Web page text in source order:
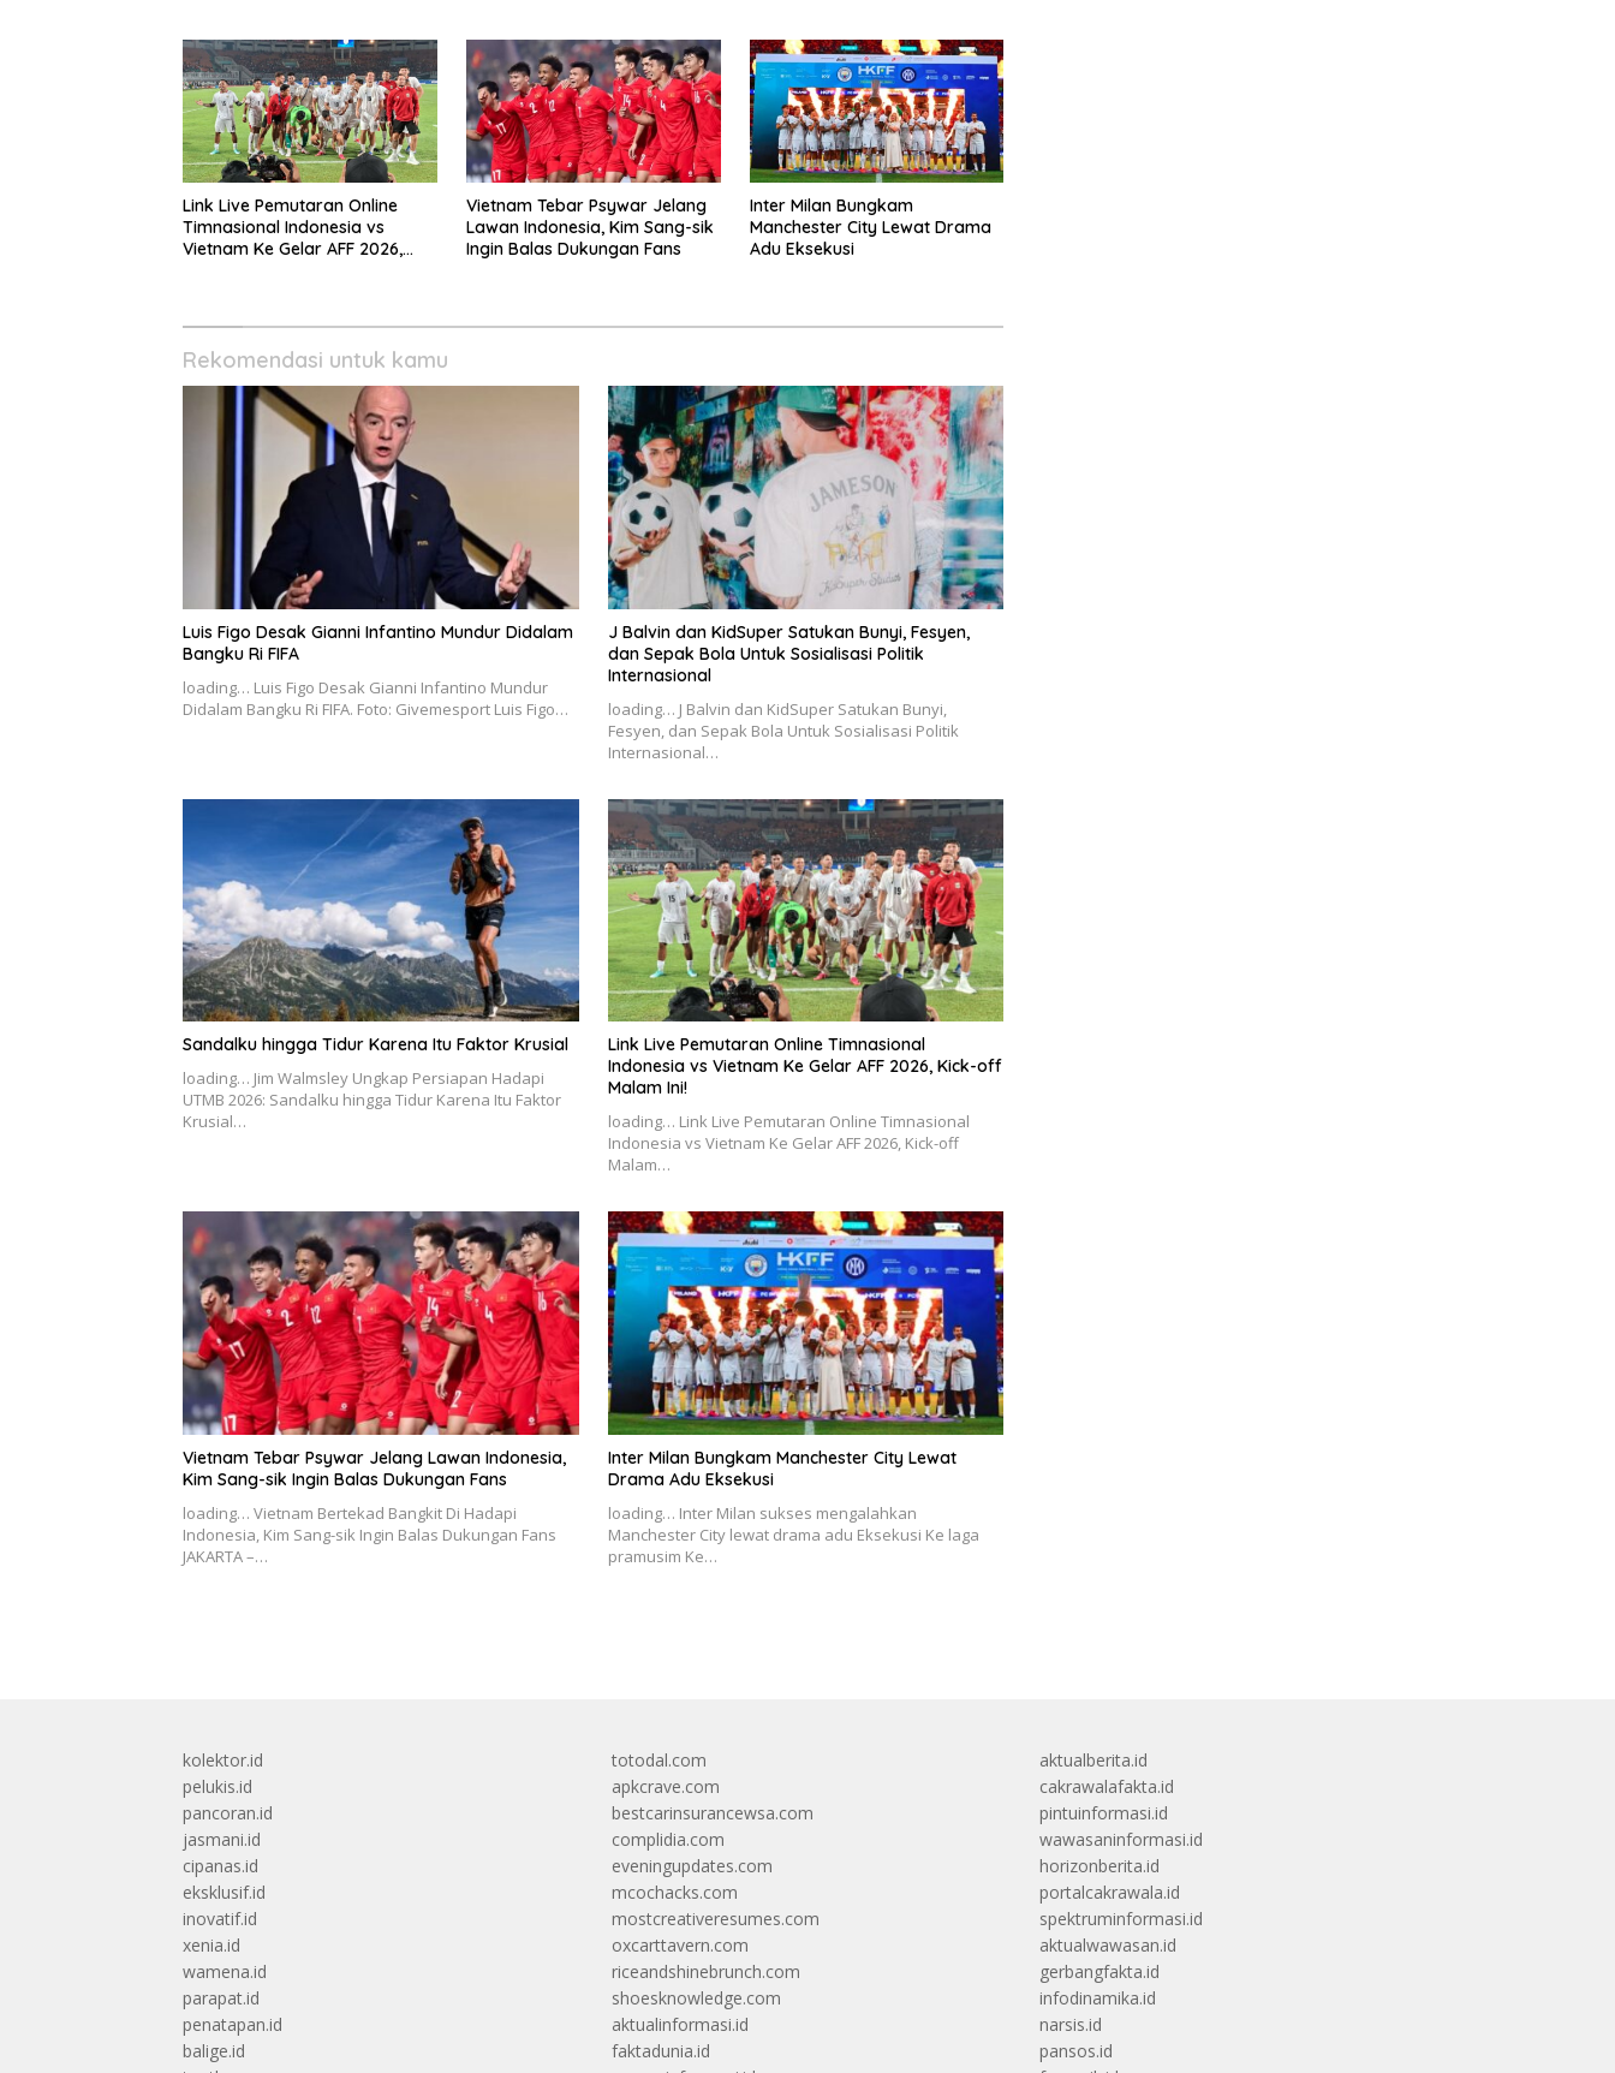
Link Live Pemutaran Online
Timnasional Indonesia vs
Vietnam Ke Gelar AFF 2026,
Vietnam Tebar Psywar Jelang
Lawan Indonesia, Kim Sang-sik
Ingin Balas Dukungan Fans
Inter Milan Bungkam
Manchester City Lewat Drama
Adu Eksekusi
Rekomendasi untuk kamu
Luis Figo Desak Gianni Infantino Mundur Didalam
Bangku Ri FIFA
loading… Luis Figo Desak Gianni Infantino Mundur
Didalam Bangku Ri FIFA. Foto: Givemesport Luis Figo…
J Balvin dan KidSuper Satukan Bunyi, Fesyen,
dan Sepak Bola Untuk Sosialisasi Politik
Internasional
loading… J Balvin dan KidSuper Satukan Bunyi,
Fesyen, dan Sepak Bola Untuk Sosialisasi Politik
Internasional…
Sandalku hingga Tidur Karena Itu Faktor Krusial
loading… Jim Walmsley Ungkap Persiapan Hadapi
UTMB 2026: Sandalku hingga Tidur Karena Itu Faktor
Krusial…
Link Live Pemutaran Online Timnasional
Indonesia vs Vietnam Ke Gelar AFF 2026, Kick-off
Malam Ini!
loading… Link Live Pemutaran Online Timnasional
Indonesia vs Vietnam Ke Gelar AFF 2026, Kick-off
Malam…
Vietnam Tebar Psywar Jelang Lawan Indonesia,
Kim Sang-sik Ingin Balas Dukungan Fans
loading… Vietnam Bertekad Bangkit Di Hadapi
Indonesia, Kim Sang-sik Ingin Balas Dukungan Fans
JAKARTA –…
Inter Milan Bungkam Manchester City Lewat
Drama Adu Eksekusi
loading… Inter Milan sukses mengalahkan
Manchester City lewat drama adu Eksekusi Ke laga
pramusim Ke…
kolektor.id
pelukis.id
pancoran.id
jasmani.id
cipanas.id
eksklusif.id
inovatif.id
xenia.id
wamena.id
parapat.id
penatapan.id
balige.id
totodal.com
apkcrave.com
bestcarinsurancewsa.com
complidia.com
eveningupdates.com
mcochacks.com
mostcreativeresumes.com
oxcarttavern.com
riceandshinebrunch.com
shoesknowledge.com
aktualinformasi.id
faktadunia.id
aktualberita.id
cakrawalafakta.id
pintuinformasi.id
wawasaninformasi.id
horizonberita.id
portalcakrawala.id
spektruminformasi.id
aktualwawasan.id
gerbangfakta.id
infodinamika.id
narsis.id
pansos.id